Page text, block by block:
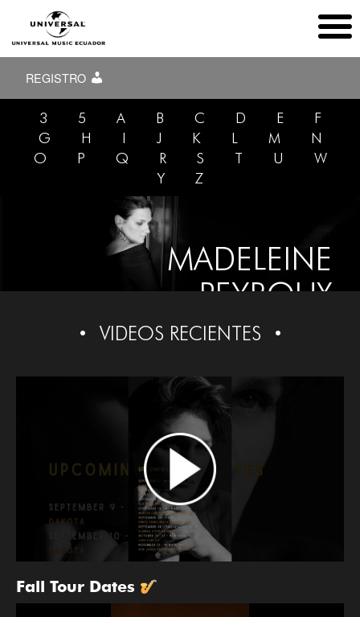
REGISTRO
3 5 A B C D E
F
G
H I J K L M
N
O
P Q R S T U
W
Y
Z
MADELEINE
PEYROUX
VIDEOS RECIENTES
Fall Tour Dates